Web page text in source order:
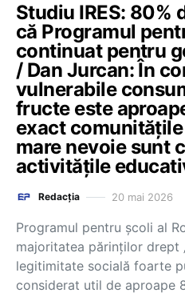
Studiu IRES: 80%
că Programul
continuat pentru
/ Dan Jurcan: În
vulnerabile
fructe este
exact
mare nevoie sunt
activitățile
Redacția 20 mai 2026
Programul pentru școli al
majoritatea părinților drept
legitimitate socială foarte
considerat util de aproape